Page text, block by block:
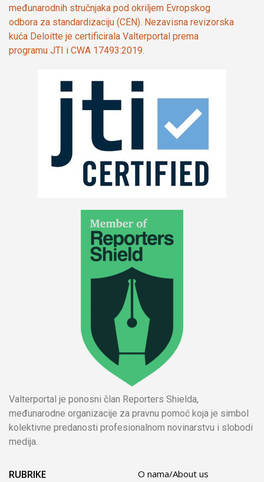
međunarodnih stručnjaka pod okriljem Evropskog
odbora za standardizaciju (CEN). Nezavisna revizorska
kuća Deloitte je certificirala Valterportal prema
programu JTI i CWA 17493:2019.
Valterportal je ponosni član Reporters Shielda,
međunarodne organizacije za pravnu pomoć koja je simbol
kolektivne predanosti profesionalnom novinarstvu i slobodi
medija.
RUBRIKE O nama/About us